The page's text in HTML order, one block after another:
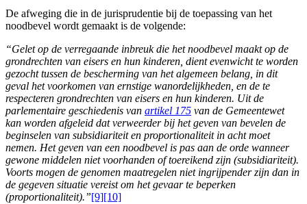
De afweging die in de jurisprudentie bij de toepassing van het
noodbevel wordt gemaakt is de volgende:
“Gelet op de verregaande inbreuk die het noodbevel maakt op de
grondrechten van eisers en hun kinderen, dient evenwicht te worden
gezocht tussen de bescherming van het algemeen belang, in dit
geval het voorkomen van ernstige wanordelijkheden, en de te
respecteren grondrechten van eisers en hun kinderen. Uit de
parlementaire geschiedenis van artikel 175 van de Gemeentewet
kan worden afgeleid dat verweerder bij het geven van bevelen de
beginselen van subsidiariteit en proportionaliteit in acht moet
nemen. Het geven van een noodbevel is pas aan de orde wanneer
gewone middelen niet voorhanden of toereikend zijn (subsidiariteit).
Voorts mogen de genomen maatregelen niet ingrijpender zijn dan in
de gegeven situatie vereist om het gevaar te beperken
(proportionaliteit).”[9][10]